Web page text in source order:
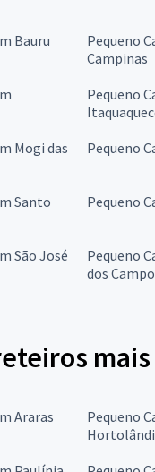
Bauru
Pequeno
Campinas
Pequeno
Mogi das
Pequeno
Santo
Pequeno
São José
Pequeno
dos
Araras
Pequeno